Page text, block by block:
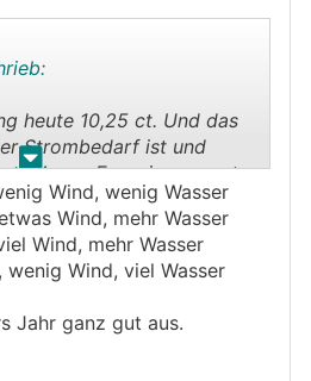
. .
heute 10,25 ct. Und das
Strombedarf ist und
Energie erzeugt
schon öfter gesagt habe ist
offensichtlich völlig egal
ist, ob die Sonne scheint
Wind, wenig Wasser
Wind, mehr Wasser
Wind, mehr Wasser
wenig Wind, viel Wasser
Jahr ganz gut aus.